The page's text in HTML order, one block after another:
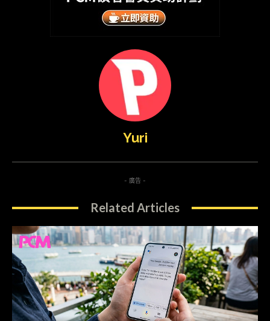
Yuri
- 廣告 -
Related Articles